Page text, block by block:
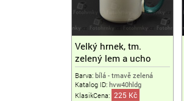
Velký hrnek, tm.
zelený lem a ucho
Barva: bílá - tmavě zelená
Katalog ID: hvw40hldg
KlasikCena: 225 Kč